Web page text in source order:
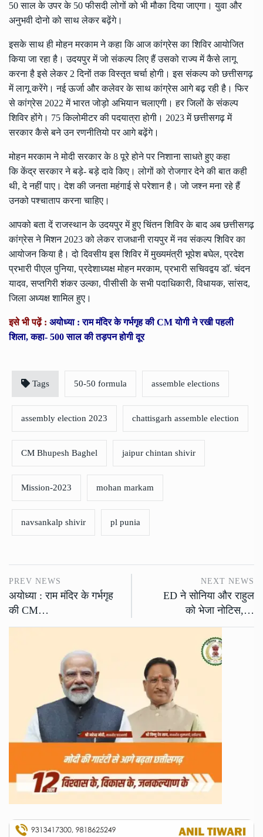
50 साल के उपर के 50 फीसदी लोगों को भी मौका दिया जाएगा। युवा और
अनुभवी दोनो को साथ लेकर बढ़ेंगे।
इसके साथ ही मोहन मरकाम ने कहा कि आज कांग्रेस का शिविर आयोजित
किया जा रहा है। उदयपुर में जो संकल्प लिए हैं उसको राज्य में कैसे लागू
करना है इसे लेकर 2 दिनों तक विस्तृत चर्चा होगी। इस संकल्प को छत्तीसगढ़
में लागू करेंगे। नई ऊर्जा और कलेवर के साथ कांग्रेस आगे बढ़ रही है। फिर
से कांग्रेस 2022 में भारत जोड़ो अभियान चलाएगी। हर जिलों के संकल्प
शिविर होंगे। 75 किलोमीटर की पदयात्रा होगी। 2023 में छत्तीसगढ़ में
सरकार कैसे बने उन रणनीतियो पर आगे बढ़ेंगे।
मोहन मरकाम ने मोदी सरकार के 8 पूरे होने पर निशाना साधते हुए कहा
कि केंद्र सरकार ने बड़े- बड़े दावे किए। लोगों को रोजगार देने की बात कही
थी, दे नहीं पाए। देश की जनता महंगाई से परेशान है। जो जश्न मना रहे हैं
उनको पश्चाताप करना चाहिए।
आपको बता दें राजस्थान के उदयपुर में हुए चिंतन शिविर के बाद अब छत्तीसगढ़
कांग्रेस ने मिशन 2023 को लेकर राजधानी रायपुर में नव संकल्प शिविर का
आयोजन किया है। दो दिवसीय इस शिविर में मुख्यमंत्री भूपेश बघेल, प्रदेश
प्रभारी पीएल पुनिया, प्रदेशाध्यक्ष मोहन मरकाम, प्रभारी सचिवद्वय डॉ. चंदन
यादव, सप्तगिरी शंकर उल्का, पीसीसी के सभी पदाधिकारी, विधायक, सांसद,
जिला अध्यक्ष शामिल हुए।
इसे भी पढ़ें : अयोध्या : राम मंदिर के गर्भगृह की CM योगी ने रखी पहली
शिला, कहा- 500 साल की तड़पन होगी दूर
Tags 50-50 formula assemble elections
assembly election 2023 chattisgarh assemble election
CM Bhupesh Baghel jaipur chintan shivir
Mission-2023 mohan markam
navsankalp shivir pl punia
PREV NEWS
अयोध्या : राम मंदिर के गर्भगृह
की CM…
NEXT NEWS
ED ने सोनिया और राहुल
को भेजा नोटिस,…